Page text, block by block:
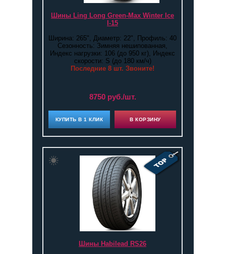
Шины Ling Long Green-Max Winter Ice
I-15
Ширина: 265", Диаметр: 22", Профиль: 40
Сезонность: Зимняя нешипованная,
Индекс нагрузки: 106 (до 950 кг), Индекс
скорости: S (до 180 км/ч)
Последние 8 шт. Звоните!
8750 руб./шт.
КУПИТЬ В 1 КЛИК В КОРЗИНУ
Шины Habilead RS26